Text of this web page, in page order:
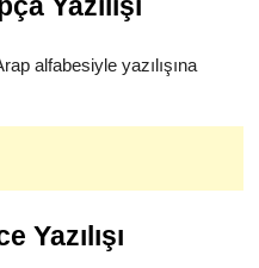
alfabesiyle yazılışına
Yazılışı